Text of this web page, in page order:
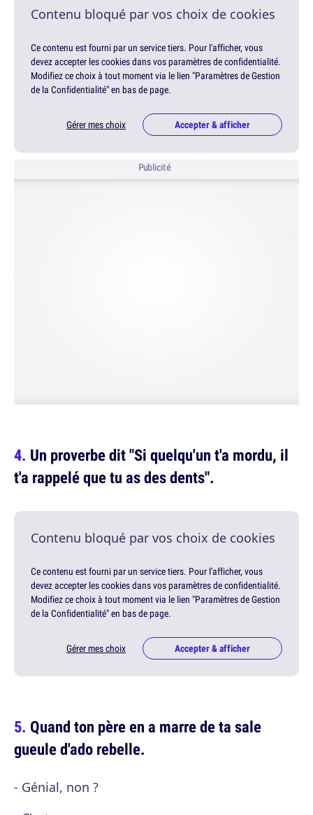
Contenu bloqué par vos choix de cookies
Ce contenu est fourni par un service tiers. Pour l'afficher, vous
devez accepter les cookies dans vos paramètres de confidentialité.
Modifiez ce choix à tout moment via le lien "Paramètres de Gestion
de la Confidentialité" en bas de page.
Gérer mes choix Accepter & afficher
Publicité
Un proverbe dit "Si quelqu'un t'a mordu, il
t'a rappelé que tu as des dents".
Contenu bloqué par vos choix de cookies
Ce contenu est fourni par un service tiers. Pour l'afficher, vous
devez accepter les cookies dans vos paramètres de confidentialité.
Modifiez ce choix à tout moment via le lien "Paramètres de Gestion
de la Confidentialité" en bas de page.
Gérer mes choix Accepter & afficher
Quand ton père en a marre de ta sale
gueule d'ado rebelle.
- Génial, non ?